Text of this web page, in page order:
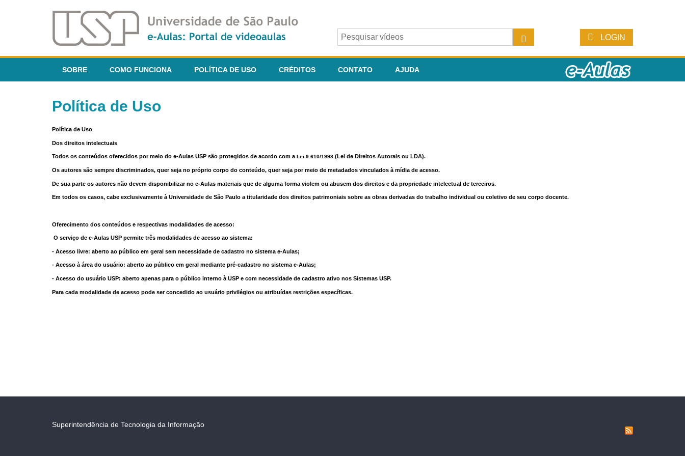
LOGIN
SOBRE COMO FUNCIONA POLÍTICA DE USO CRÉDITOS CONTATO AJUDA
Política de Uso
Política de Uso
Dos direitos intelectuais
Todos os conteúdos oferecidos por meio do e-Aulas USP são protegidos de acordo com a Lei 9.610/1998 (Lei de Direitos Autorais ou LDA).
Os autores são sempre discriminados, quer seja no próprio corpo do conteúdo, quer seja por meio de metadados vinculados à mídia de acesso.
De sua parte os autores não devem disponibilizar no e-Aulas materiais que de alguma forma violem ou abusem dos direitos e da propriedade intelectual de terceiros.
Em todos os casos, cabe exclusivamente à Universidade de São Paulo a titularidade dos direitos patrimoniais sobre as obras derivadas do trabalho individual ou coletivo de seu corpo docente.
Oferecimento dos conteúdos e respectivas modalidades de acesso:
O serviço de e-Aulas USP permite três modalidades de acesso ao sistema:
- Acesso livre: aberto ao público em geral sem necessidade de cadastro no sistema e-Aulas;
- Acesso à área do usuário: aberto ao público em geral mediante pré-cadastro no sistema e-Aulas;
- Acesso do usuário USP: aberto apenas para o público interno à USP e com necessidade de cadastro ativo nos Sistemas USP.
Para cada modalidade de acesso pode ser concedido ao usuário privilégios ou atribuídas restrições específicas.
Superintendência de Tecnologia da Informação